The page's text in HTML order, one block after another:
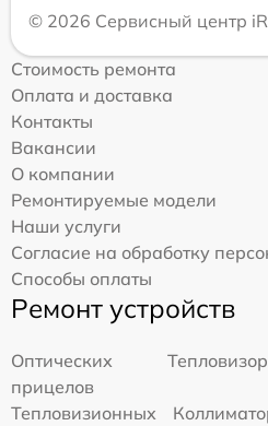
© 2026 Сервисный центр
Стоимость ремонта
Оплата и доставка
Контакты
Вакансии
О компании
Ремонтируемые модели
Наши услуги
Согласие на обработку
Способы оплаты
Ремонт устройств
Оптических
прицелов
Тепловизионных